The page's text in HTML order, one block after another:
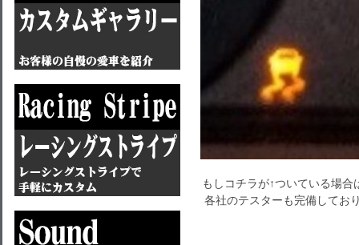
もしコチラが↑ついている場
各社のテスターも完備してお